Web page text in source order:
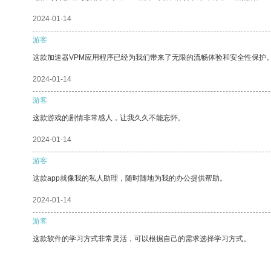
2024-01-14
游客
这款加速器VPM应用程序已经为我们带来了无限的流畅体验和安全性保护
2024-01-14
游客
这款游戏的剧情非常感人，让我久久不能忘怀。
2024-01-14
游客
这款app就像我的私人助理，随时随地为我的办公提供帮助。
2024-01-14
游客
这款软件的学习方式非常灵活，可以根据自己的需求选择学习方式。